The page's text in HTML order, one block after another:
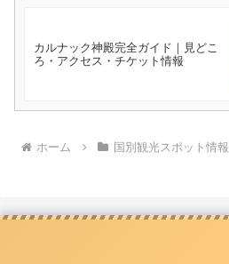
カルナック神殿完全ガイド｜見どこ
ろ・アクセス・チケット情報
ホーム 国別観光スポット情報